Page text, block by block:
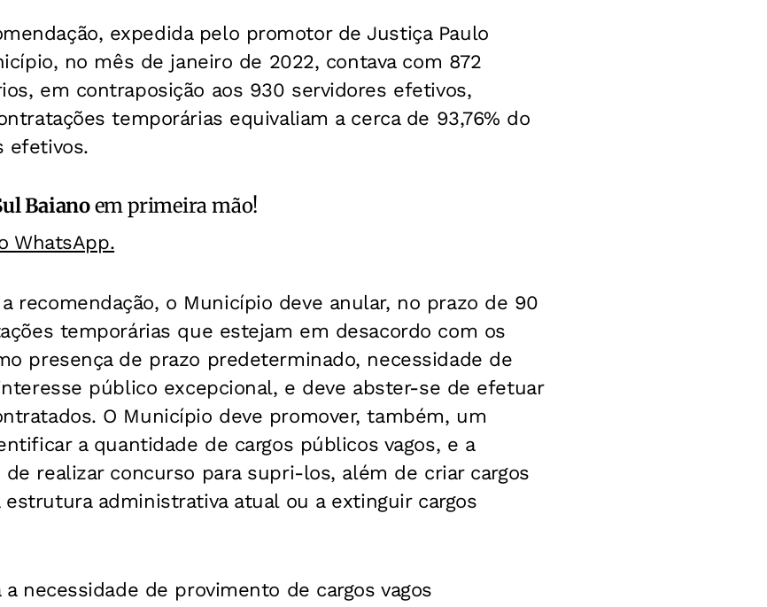
expedida pelo promotor de Justiça Paulo
no mês de janeiro de 2022, contava com 872
em contraposição aos 930 servidores efetivos,
temporárias equivaliam a cerca de 93,76% do
efetivos.
Baianoem primeira mão!
WhatsApp.
recomendação, o Município deve anular, no prazo de 90
temporárias que estejam em desacordo com os
presença de prazo predeterminado, necessidade de
público excepcional, e deve abster-se de efetuar
O Município deve promover, também, um
a quantidade de cargos públicos vagos, e a
realizar concurso para supri-los, além de criar cargos
administrativa atual ou a extinguir cargos
necessidade de provimento de cargos vagos